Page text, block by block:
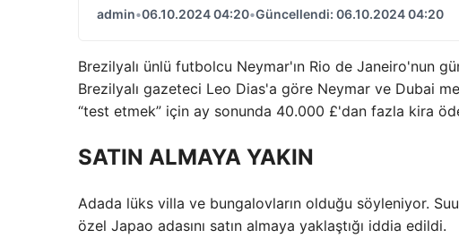
admin•06.10.2024 04:20•Güncellendi: 06.10.2024 04:20
Brezilyalı ünlü futbolcu Neymar'ın Rio de Janeiro'nun
Brezilyalı gazeteci Leo Dias'a göre Neymar ve Dubai
“test etmek” için ay sonunda 40.000 £'dan fazla kira
SATIN ALMAYA YAKIN
Adada lüks villa ve bungalovların olduğu söyleniyor.
özel Japao adasını satın almaya yaklaştığı iddia edildi.